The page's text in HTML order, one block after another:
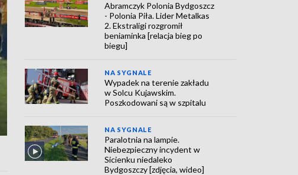
Abramczyk Polonia Bydgoszcz
- Polonia Piła. Lider Metalkas
2. Ekstraligi rozgromił
beniaminka [relacja bieg po
biegu]
NA SYGNALE
Wypadek na terenie zakładu
w Solcu Kujawskim.
Poszkodowani są w szpitalu
NA SYGNALE
Paralotnia na lampie.
Niebezpieczny incydent w
Sicienku niedaleko
Bydgoszczy [zdjęcia, wideo]